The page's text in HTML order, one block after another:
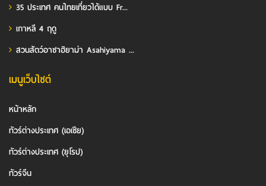
35 ประเทศ คนไทยเที่ยวได้แบบ Fr...
เกาหลี 4 ฤดู
สวนสัตว์อาซาฮิยาม่า Asahiyama ...
เมนูเว็บไซต์
หน้าหลัก
ทัวร์ต่างประเทศ (เอเชีย)
ทัวร์ต่างประเทศ (ยุโรป)
ทัวร์จีน